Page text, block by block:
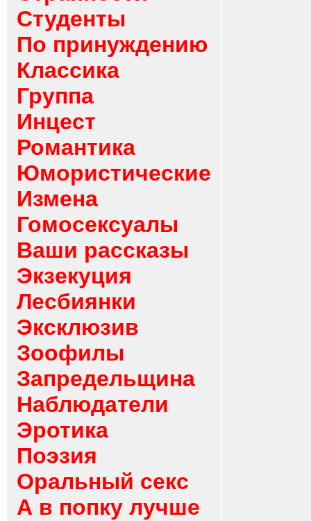
Студенты
По принуждению
Классика
Группа
Инцест
Романтика
Юмористические
Измена
Гомосексуалы
Ваши рассказы
Экзекуция
Лесбиянки
Эксклюзив
Зоофилы
Запредельщина
Наблюдатели
Эротика
Поэзия
Оральный секс
А в попку лучше